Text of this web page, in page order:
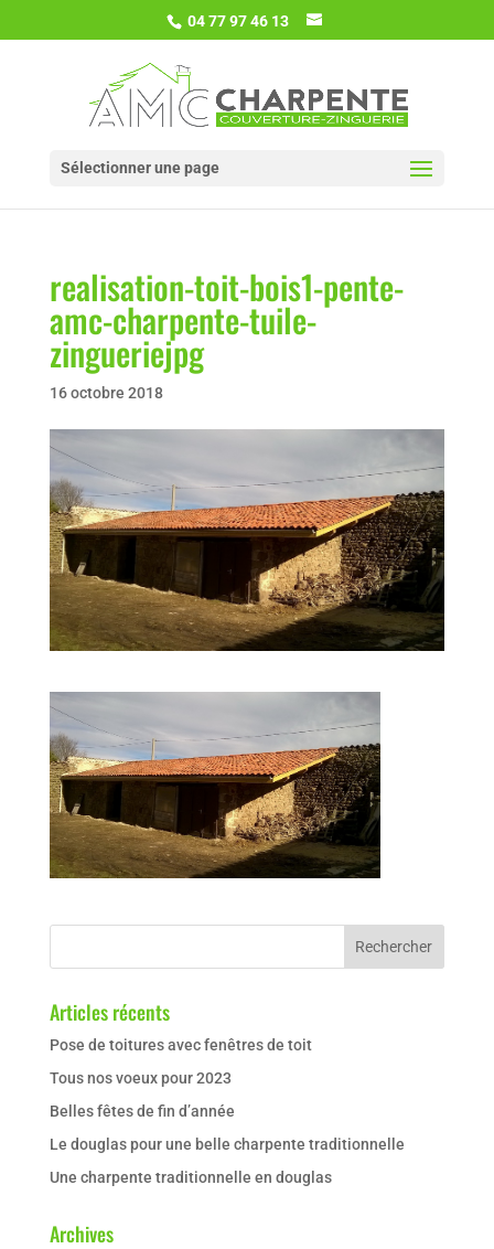
04 77 97 46 13
Sélectionner une page
realisation-toit-bois1-pente-
amc-charpente-tuile-
zingueriejpg
16 octobre 2018
Articles récents
Pose de toitures avec fenêtres de toit
Tous nos voeux pour 2023
Belles fêtes de fin d’année
Le douglas pour une belle charpente traditionnelle
Une charpente traditionnelle en douglas
Archives